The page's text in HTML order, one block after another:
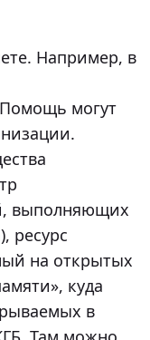
Например, в
могут
выполняющих
ресурс
на открытых
куда
в